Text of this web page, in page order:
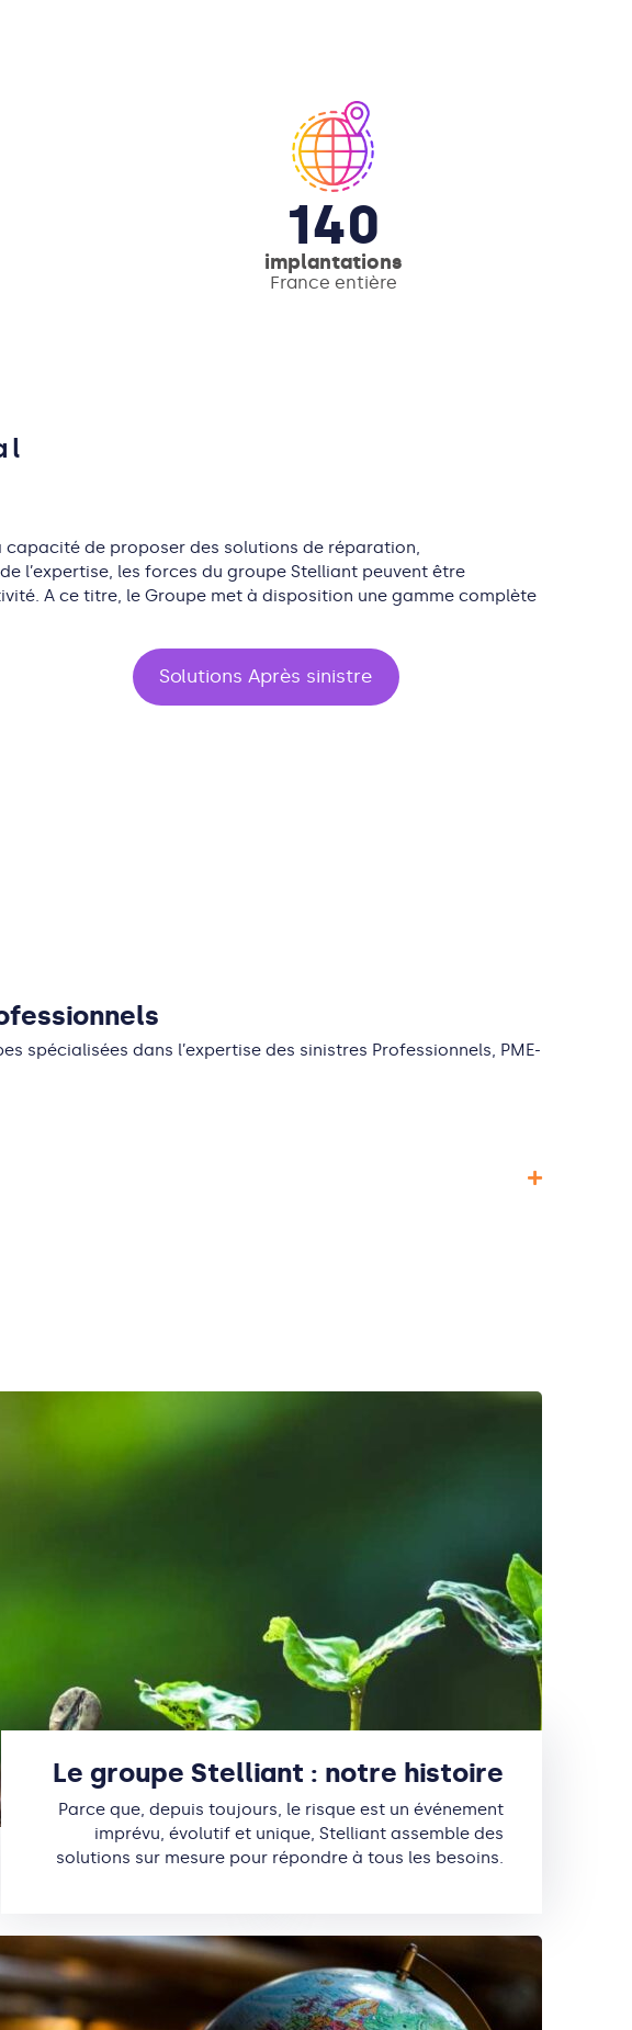
140
implantations
France entière
capacité de proposer des solutions de réparation,
l’expertise, les forces du groupe Stelliant peuvent être
A ce titre, le Groupe met à disposition une gamme complète
Solutions Après sinistre
spécialisées dans l’expertise des sinistres Professionnels, PME-
Le groupe Stelliant : notre histoire
Parce que, depuis toujours, le risque est un événement
imprévu, évolutif et unique, Stelliant assemble des
solutions sur mesure pour répondre à tous les besoins.